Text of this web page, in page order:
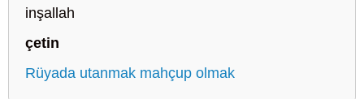
inşallah
çetin
Rüyada utanmak mahçup olmak